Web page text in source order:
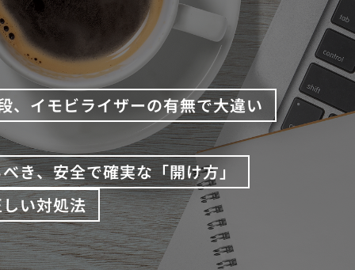
、イモビライザーの有無で大違い
き、安全で確実な「開け方」
い対処法